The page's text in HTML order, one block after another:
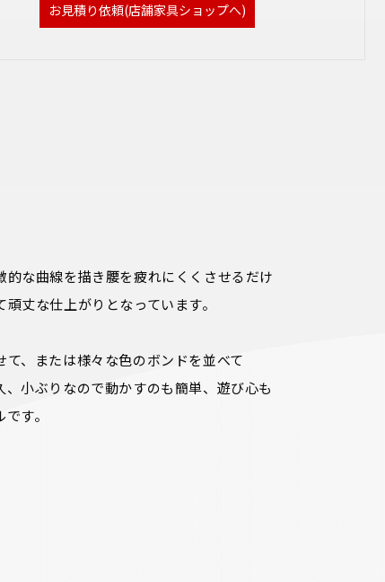
お見積り依頼(店舗家具ショップへ)
的な曲線を描き腰を疲れにくくさせるだけ
丈な仕上がりとなっています。
て、または様々な色のボンドを並べて
、小ぶりなので動かすのも簡単、遊び心も
す。